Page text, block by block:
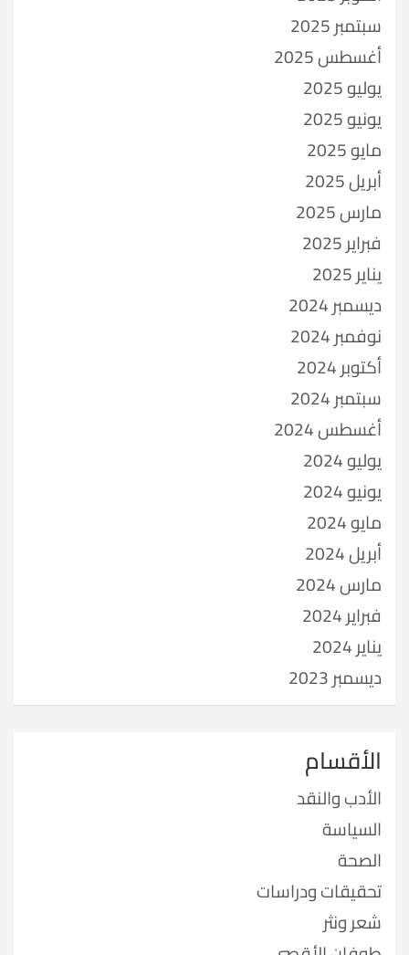
سبتمبر 2025
أغسطس 2025
يوليو 2025
يونيو 2025
مايو 2025
أبريل 2025
مارس 2025
فبراير 2025
يناير 2025
ديسمبر 2024
نوفمبر 2024
أكتوبر 2024
سبتمبر 2024
أغسطس 2024
يوليو 2024
يونيو 2024
مايو 2024
أبريل 2024
مارس 2024
فبراير 2024
يناير 2024
ديسمبر 2023
الأقسام
الأدب والنقد
السياسة
الصحة
تحقيقات ودراسات
شعر ونثر